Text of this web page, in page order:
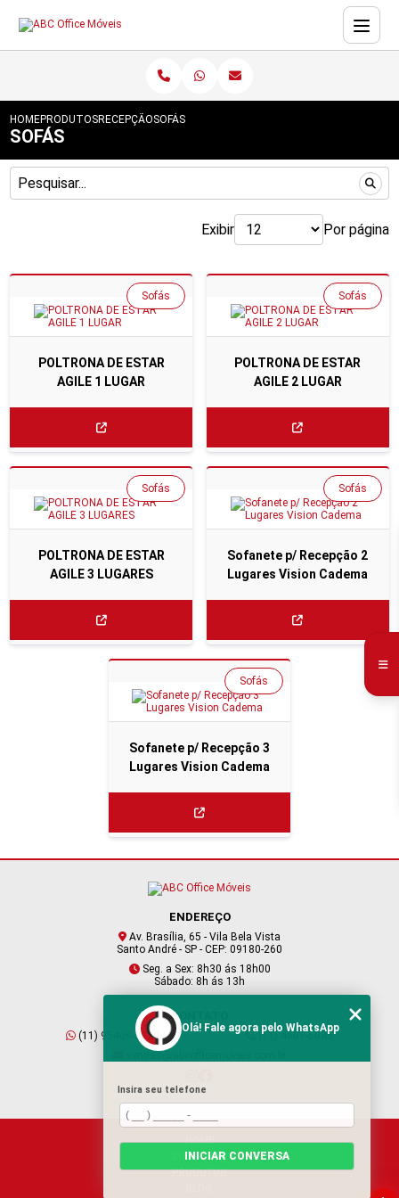
HOMEPRODUTOSRECEPÇÃOSOFÁS
SOFÁS
Exibir Por página
POLTRONA DE ESTAR
AGILE 1 LUGAR
Sofás
POLTRONA DE ESTAR
AGILE 2 LUGAR
Sofás
POLTRONA DE ESTAR
AGILE 3 LUGARES
Sofás
Sofanete p/ Recepção 2
Lugares Vision Cadema
Sofás
Sofanete p/ Recepção 3
Lugares Vision Cadema
Sofás
ENDEREÇO
Av. Brasília, 65 - Vila Bela Vista
Santo André - SP - CEP: 09180-260
Seg. a Sex: 8h30 ás 18h00
Sábado: 8h ás 13h
CONTATO
(11) 95409-2229
(11) 4901-6045
HOME
SOBRE NÓS
PRODUTOS
Olá! Fale agora pelo WhatsApp
Insira seu telefone
INICIAR CONVERSA